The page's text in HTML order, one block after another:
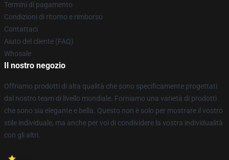
Termini di pagamento
Condizioni di ritorno e rimborso
Contattaci
Aiuto del cliente (FAQ)
Whosale
Il nostro negozio
Offriamo prodotti di alta qualità che sono specificamente progettati
dal nostro team di livello mondiale. Forniamo una varietà di prodotti
che sono sia elegante e bella. Questo non è solo per mostrare il vostro
stile individuale, ma anche per voi di condividere la vostra individualità
con gli altri.